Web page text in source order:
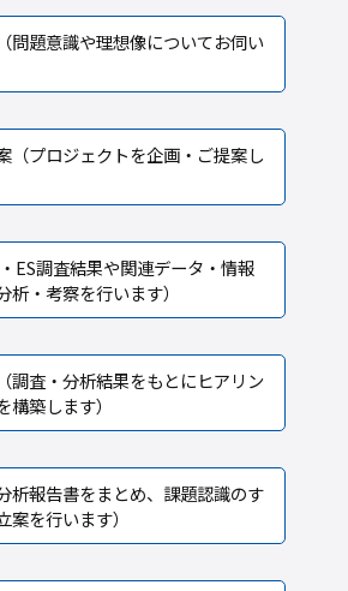
問題意識や理想像についてお伺い
（プロジェクトを企画・ご提案し
ES調査結果や関連データ・情報
析・考察を行います）
調査・分析結果をもとにヒアリン
築します）
析報告書をまとめ、課題認識のす
案を行います）